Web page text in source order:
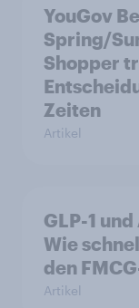
YouGov
Spring/
Shopper
Zeiten
Artikel
GLP-1
Wie
den
Artikel